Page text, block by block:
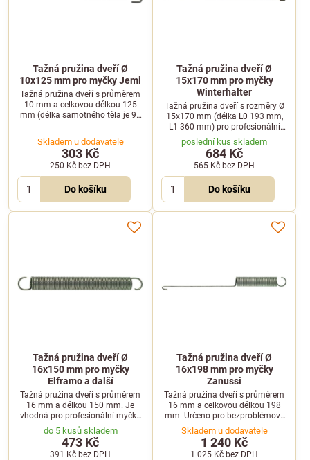
Tažná pružina dveří Ø
10x125 mm pro myčky Jemi
Tažná pružina dveří s průměrem
10 mm a celkovou délkou 125
mm (délka samotného těla je 93
Skladem u dodavatele
303 Kč
250 Kč bez DPH
Do košíku
Tažná pružina dveří Ø
15x170 mm pro myčky
Winterhalter
Tažná pružina dveří s rozměry Ø
15x170 mm (délka L0 193 mm,
L1 360 mm) pro profesionální
myčky Winterhalter řady GS a UC.
poslední kus skladem
684 Kč
565 Kč bez DPH
Do košíku
Tažná pružina dveří Ø
16x150 mm pro myčky
Elframo a další
Tažná pružina dveří s průměrem
16 mm a délkou 150 mm. Je
vhodná pro profesionální myčky
nádobí značek Elframo, Emmepi
nebo Komel.
do 5 kusů skladem
473 Kč
391 Kč bez DPH
Tažná pružina dveří Ø
16x198 mm pro myčky
Zanussi
Tažná pružina dveří s průměrem
16 mm a celkovou délkou 198
mm. Určeno pro bezproblémový
chod otevírání profesionálních
myček nádobí Zanussi.
Skladem u dodavatele
1 240 Kč
1 025 Kč bez DPH